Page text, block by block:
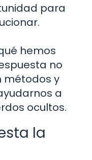
para
hemos
no
métodos y
a
ocultos.
la